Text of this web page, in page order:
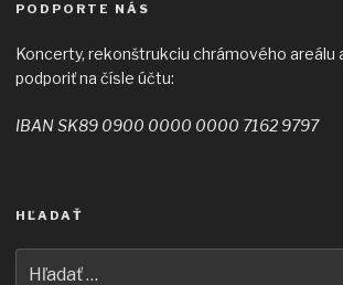
PODPORTE NÁS
Koncerty, rekonštrukciu chrámového
podporiť na čísle účtu:
IBAN SK89 0900 0000 0000 7162 9797
HĽADAŤ